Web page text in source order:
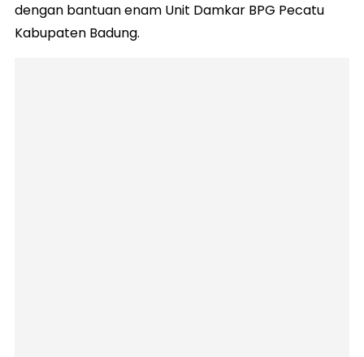
dengan bantuan enam Unit Damkar BPG Pecatu
Kabupaten Badung.